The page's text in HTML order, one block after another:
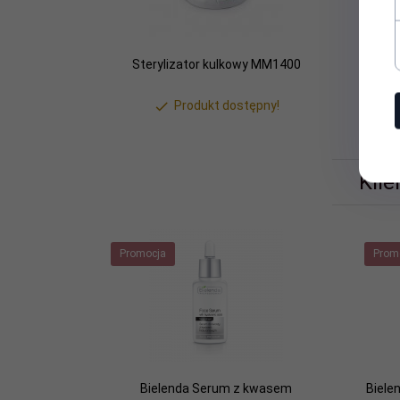
Sterylizator kulkowy MM1400
Produkt dostępny!
Promocja
Bielenda Serum z kwasem